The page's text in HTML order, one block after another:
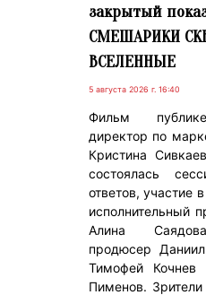
закрытый
СМЕШАРИКИ
ВСЕЛЕННЫЕ
5 августа 2026 г. 16:40
Фильм
директор по
Кристина
состоялась
ответов, участие
исполнительный
Алина
продюсер
Тимофей Кочнев
Пименов.